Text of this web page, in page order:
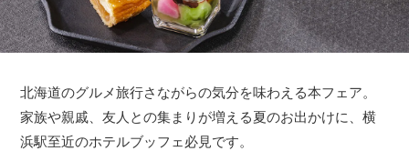
北海道のグルメ旅行さながらの気分を味わえる本フェア。
家族や親戚、友人との集まりが増える夏のお出かけに、横
浜駅至近のホテルブッフェ必見です。